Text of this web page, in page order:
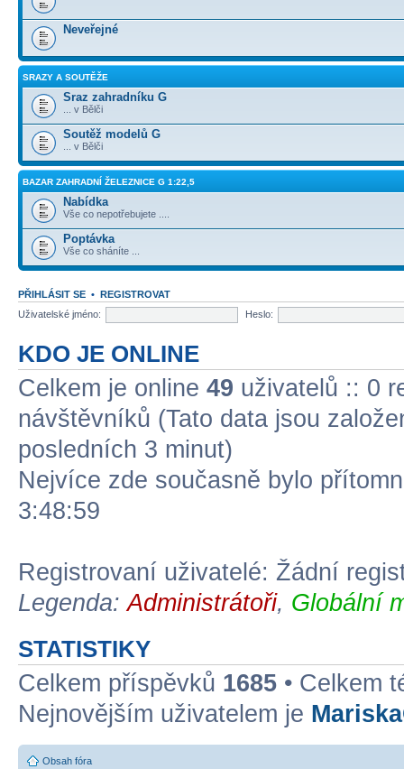
Neveřejné
SRAZY A SOUTĚŽE
Sraz zahradníku G
... v Bělči
Soutěž modelů G
... v Bělči
BAZAR ZAHRADNÍ ŽELEZNICE G 1:22,5
Nabídka
Vše co nepotřebujete ....
Poptávka
Vše co sháníte ...
PŘIHLÁSIT SE • REGISTROVAT
Uživatelské jméno:
Heslo:
KDO JE ONLINE
Celkem je online 49 uživatelů :: 0
návštěvníků (Tato data jsou
posledních 3 minut)
Nejvíce zde současně bylo
3:48:59
Registrovaní uživatelé: Žádní
Legenda:Administrátoři, Globální
STATISTIKY
Celkem příspěvků 1685 • Celkem
Nejnovějším uživatelem je
Obsah fóra